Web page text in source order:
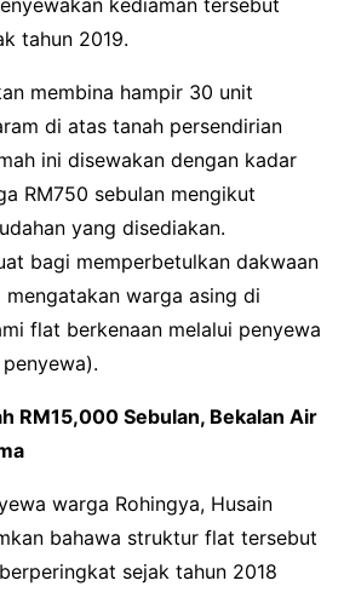
kediaman tersebut
tahun 2019.
membina hampir 30 unit
di atas tanah persendirian
ini disewakan dengan kadar
RM750 sebulan mengikut
yang disediakan.
bagi memperbetulkan dakwaan
warga asing di
flat berkenaan melalui penyewa
.
RM15,000 Sebulan, Bekalan Air
warga Rohingya, Husain
bahawa struktur flat tersebut
sejak tahun 2018